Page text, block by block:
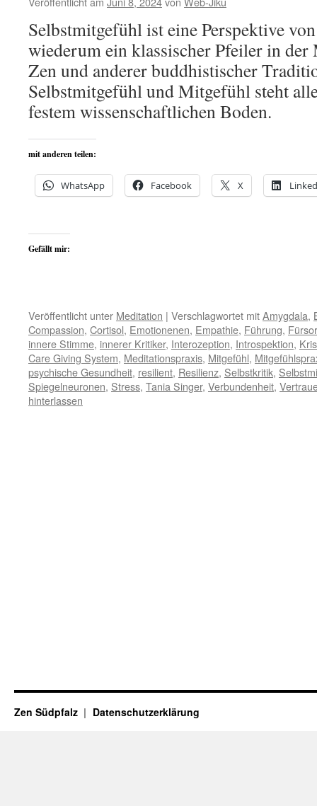
Selbstmitgefühl ist eine Perspektive
wiederum ein klassischer Pfeiler in der
Zen und anderer buddhistischer
Selbstmitgefühl und Mitgefühl steht
festem wissenschaftlichen Boden.
mit anderen teilen:
WhatsApp Facebook X
Gefällt mir:
Veröffentlicht unter Meditation | Verschlagwortet mitAmygdala,
Compassion, Cortisol, Emotionenen, Empathie, Führung,
innere Stimme, innerer Kritiker, Interozeption, Introspektion,
Care Giving System, Meditationspraxis, Mitgefühl,
psychische Gesundheit, resilient, Resilienz, Selbstkritik,
Spiegelneuronen, Stress, Tania Singer, Verbundenheit,
hinterlassen
Zen Südpfalz Datenschutzerklärung